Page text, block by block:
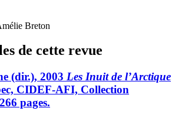
Breton
de cette revue
(dir.), 2003 Les Inuit de l’Arctique
CIDEF-AFI, Collection
pages.